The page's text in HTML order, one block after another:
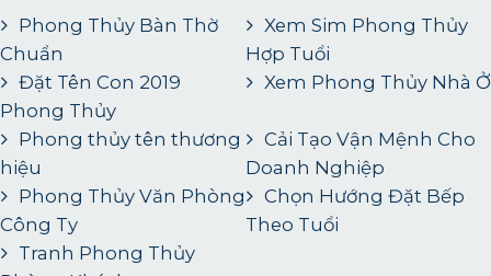
Phong Thủy Bàn Thờ
Chuẩn
Xem Sim Phong Thủy
Hợp Tuổi
Đặt Tên Con 2019
Phong Thủy
Xem Phong Thủy Nhà Ở
Phong thủy tên thương
hiệu
Cải Tạo Vận Mệnh Cho
Doanh Nghiệp
Phong Thủy Văn Phòng
Công Ty
Chọn Hướng Đặt Bếp
Theo Tuổi
Tranh Phong Thủy